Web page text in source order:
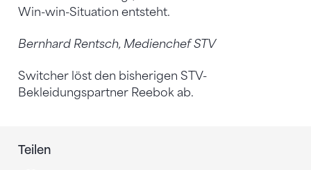
Win-win-Situation entsteht.
Bernhard Rentsch, Medienchef STV
Switcher löst den bisherigen STV-
Bekleidungspartner Reebok ab.
Teilen